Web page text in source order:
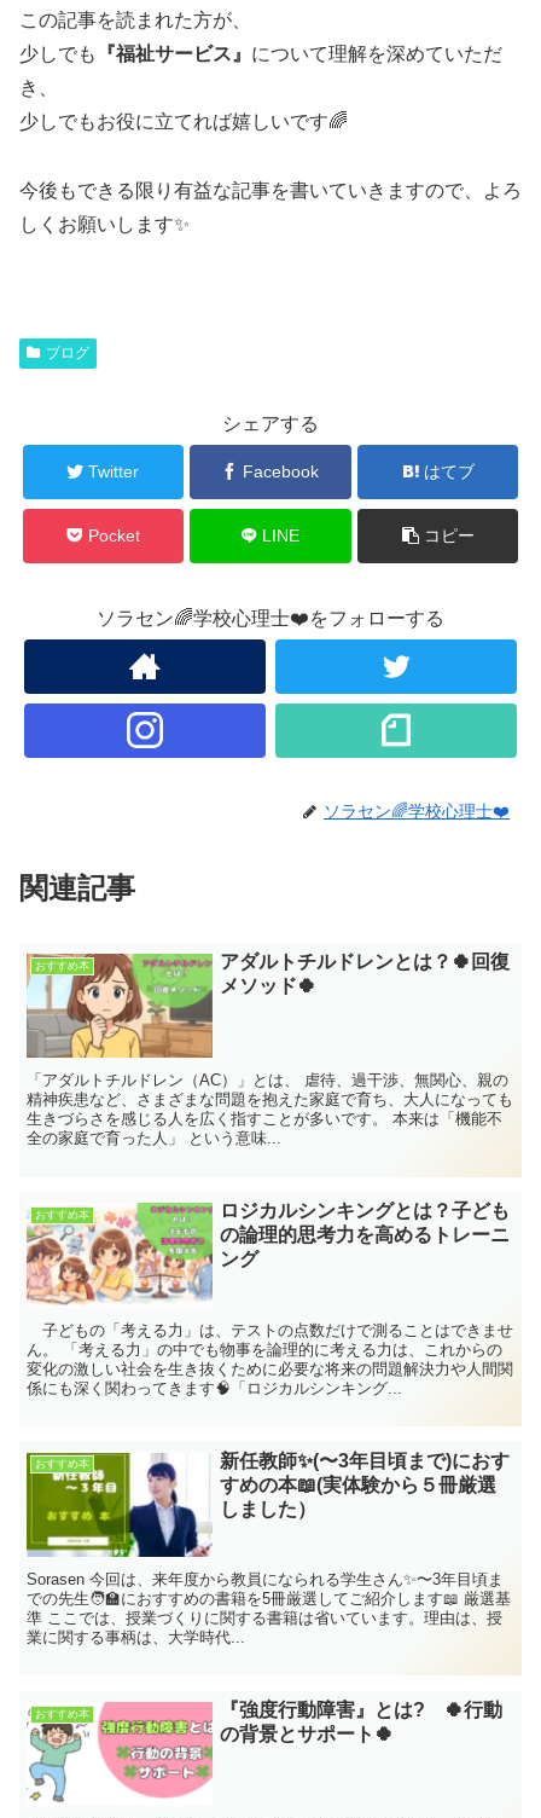
この記事を読まれた方が、
少しでも
『福祉サービス』 について理解を深めていただ
き、
少しでもお役に立てれば嬉しいです🌈
今後もできる限り有益な記事を書いていきますので、よろ
しくお願いします✨
ブログ
シェアする
Twitter Facebook はてブ
Pocket LINE コピー
ソラセン🌈学校心理士❤️をフォローする
ソラセン🌈学校心理士❤️
関連記事
おすすめ本
アダルトチルドレンとは？🍀回復
メソッド🍀
「アダルトチルドレン（AC）」とは、 虐待、過干渉、無関心、親の
精神疾患など、さまざまな問題を抱えた家庭で育ち、大人になっても
生きづらさを感じる人を広く指すことが多いです。 本来は「機能不
全の家庭で育った人」 という意味...
おすすめ本
ロジカルシンキングとは？子ども
の論理的思考力を高めるトレーニ
ング
子どもの「考える力」は、テストの点数だけで測ることはできませ
ん。 「考える力」の中でも物事を論理的に考える力は、これからの
変化の激しい社会を生き抜くために必要な将来の問題解決力や人間関
係にも深く関わってきます🧠「ロジカルシンキング...
おすすめ本
新任教師✨(〜3年目頃まで)におす
すめの本📖(実体験から５冊厳選
しました）
Sorasen 今回は、来年度から教員になられる学生さん✨〜3年目頃ま
での先生🧑‍🏫におすすめの書籍を5冊厳選してご紹介します📖 厳選基
準 ここでは、授業づくりに関する書籍は省いています。理由は、授
業に関する事柄は、大学時代...
おすすめ本
『強度行動障害』とは? 🍀行動
の背景とサポート🍀